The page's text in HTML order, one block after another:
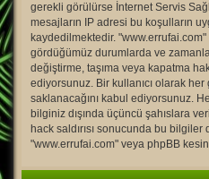
gerekli görülürse İnternet Servis
mesajların IP adresi bu koşulların
kaydedilmektedir.
gördüğümüz durumlarda ve
değiştirme, taşıma veya kapatma
ediyorsunuz. Bir kullanıcı olarak
saklanacağını kabul ediyorsunuz.
bilginiz dışında üçüncü şahıslara
hack saldırısı sonucunda bu bilgiler
"www.errufai.com" veya phpBB